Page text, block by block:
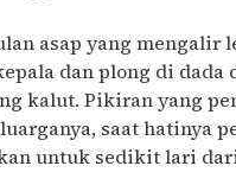
asap yang mengalir
dan plong di dada
kalut. Pikiran yang
saat hatinya
untuk sedikit lari